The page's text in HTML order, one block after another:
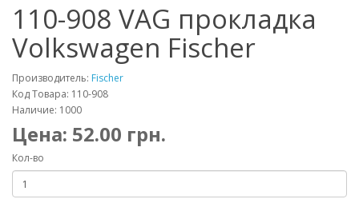
110-908 VAG прокладка
Volkswagen Fischer
Производитель: Fischer
Код Товара: 110-908
Наличие: 1000
Цена: 52.00 грн.
Кол-во